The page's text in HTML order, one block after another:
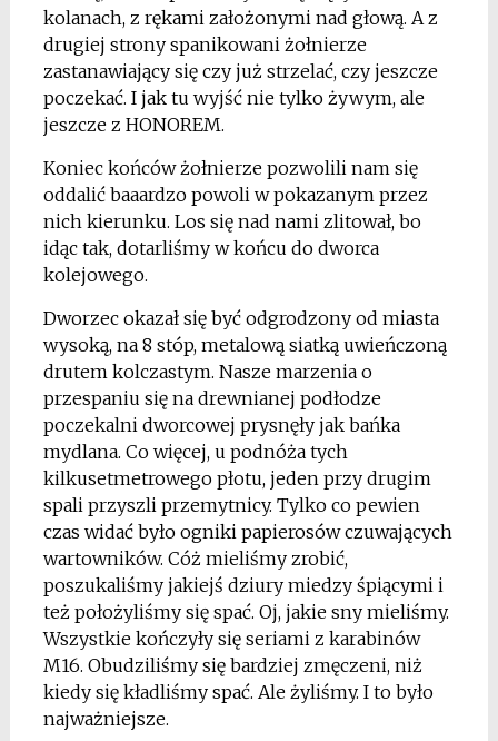
kolanach, z rękami założonymi nad głową. A z
drugiej strony spanikowani żołnierze
zastanawiający się czy już strzelać, czy jeszcze
poczekać. I jak tu wyjść nie tylko żywym, ale
jeszcze z HONOREM.
Koniec końców żołnierze pozwolili nam się
oddalić baaardzo powoli w pokazanym przez
nich kierunku. Los się nad nami zlitował, bo
idąc tak, dotarliśmy w końcu do dworca
kolejowego.
Dworzec okazał się być odgrodzony od miasta
wysoką, na 8 stóp, metalową siatką uwieńczoną
drutem kolczastym. Nasze marzenia o
przespaniu się na drewnianej podłodze
poczekalni dworcowej prysnęły jak bańka
mydlana. Co więcej, u podnóża tych
kilkusetmetrowego płotu, jeden przy drugim
spali przyszli przemytnicy. Tylko co pewien
czas widać było ogniki papierosów czuwających
wartowników. Cóż mieliśmy zrobić,
poszukaliśmy jakiejś dziury miedzy śpiącymi i
też położyliśmy się spać. Oj, jakie sny mieliśmy.
Wszystkie kończyły się seriami z karabinów
M16. Obudziliśmy się bardziej zmęczeni, niż
kiedy się kładliśmy spać. Ale żyliśmy. I to było
najważniejsze.